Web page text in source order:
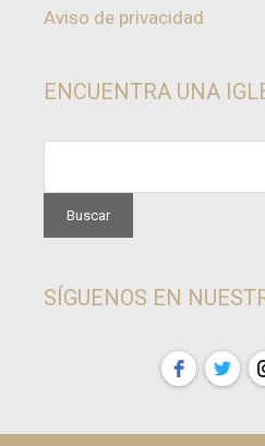
Aviso de privacidad
ENCUENTRA UNA
SÍGUENOS EN